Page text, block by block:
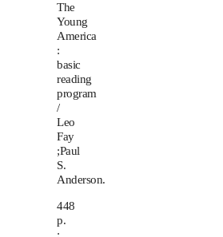
The
Young
America
:
basic
reading
program
/
Leo
Fay
;Paul
S.
Anderson.
448
p.